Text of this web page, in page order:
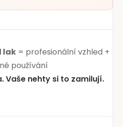
lak= profesionální vzhled +
používání
Vaše nehty si to zamilují.